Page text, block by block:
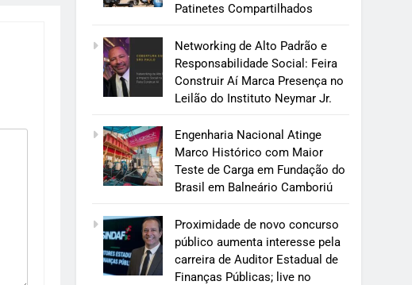
Patinetes Compartilhados
Networking de Alto Padrão e
Responsabilidade Social: Feira
Construir Aí Marca Presença no
Leilão do Instituto Neymar Jr.
Engenharia Nacional Atinge
Marco Histórico com Maior
Teste de Carga em Fundação do
Brasil em Balneário Camboriú
Proximidade de novo concurso
público aumenta interesse pela
carreira de Auditor Estadual de
Finanças Públicas; live no